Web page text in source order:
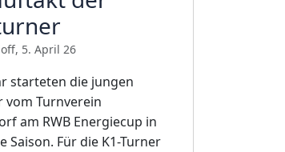
5. April 26
starteten die jungen
vom Turnverein
am RWB Energiecup in
Saison. Für die K1-Turner